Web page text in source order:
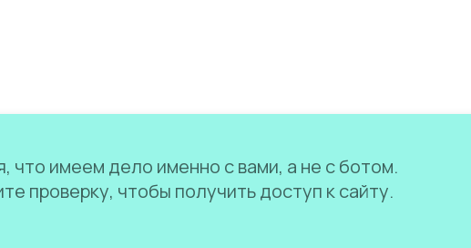
что имеем дело именно с вами, а не с ботом.
проверку, чтобы получить доступ к сайту.